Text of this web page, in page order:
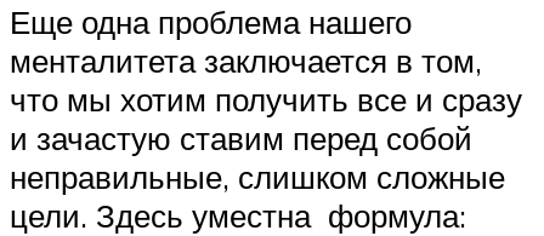
Еще одна проблема нашего
менталитета заключается в том,
что мы хотим получить все и сразу
и зачастую ставим перед собой
неправильные, слишком сложные
цели. Здесь уместна формула: